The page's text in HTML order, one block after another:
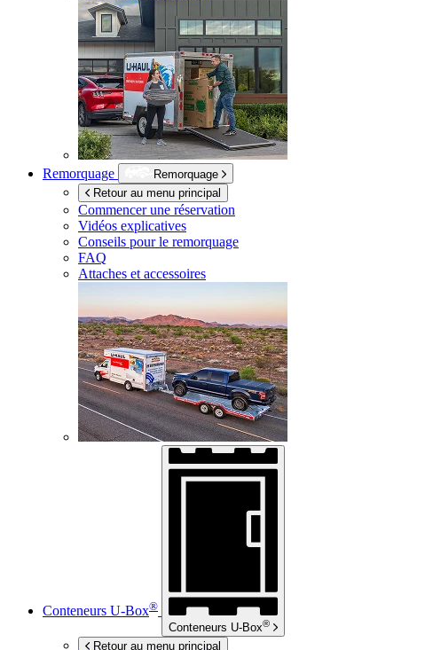
Remorquage
Remorquage
Retour au menu principal
Commencer une réservation
Vidéos explicatives
Conseils pour le remorquage
FAQ
Attaches et accessoires
Conteneurs U-Box®
Conteneurs U-Box®
Retour au menu principal